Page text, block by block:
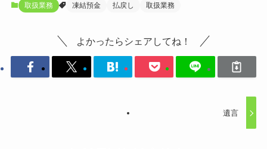
取扱業務 凍結預金 払戻し 取扱業務
よかったらシェアしてね！
遺言